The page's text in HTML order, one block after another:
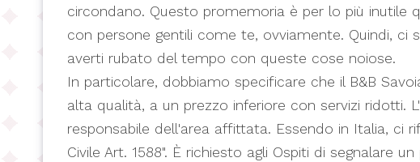
circondano. Questo promemoria è per lo più inutile
con persone gentili come te, ovviamente. Quindi, ci
averti rubato del tempo con queste cose noiose.
In particolare, dobbiamo specificare che il B&B
alta qualità, a un prezzo inferiore con servizi ridotti.
responsabile dell'area affittata. Essendo in Italia, ci
Civile Art. 1588". È richiesto agli Ospiti di segnalare